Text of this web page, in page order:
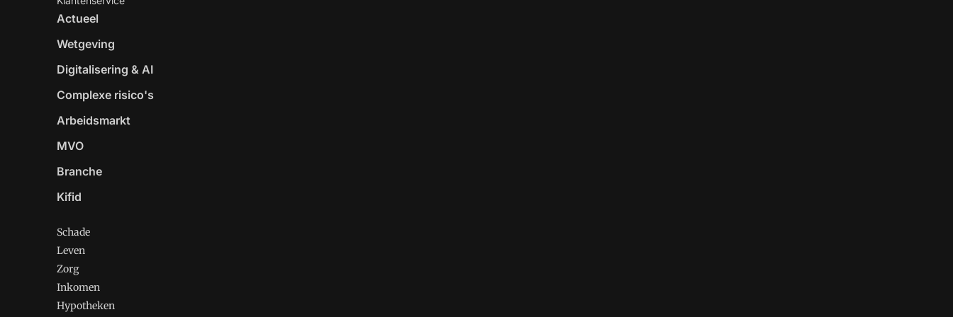
Actueel
Wetgeving
Digitalisering & AI
Complexe risico's
Arbeidsmarkt
MVO
Branche
Kifid
Schade
Leven
Zorg
Inkomen
Hypotheken